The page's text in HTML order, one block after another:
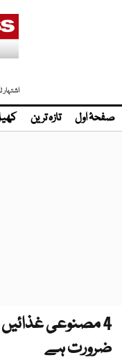
اشتہار
صفحۂ اول تازہ ترین
4 مصنوعی
ضرورت ہے